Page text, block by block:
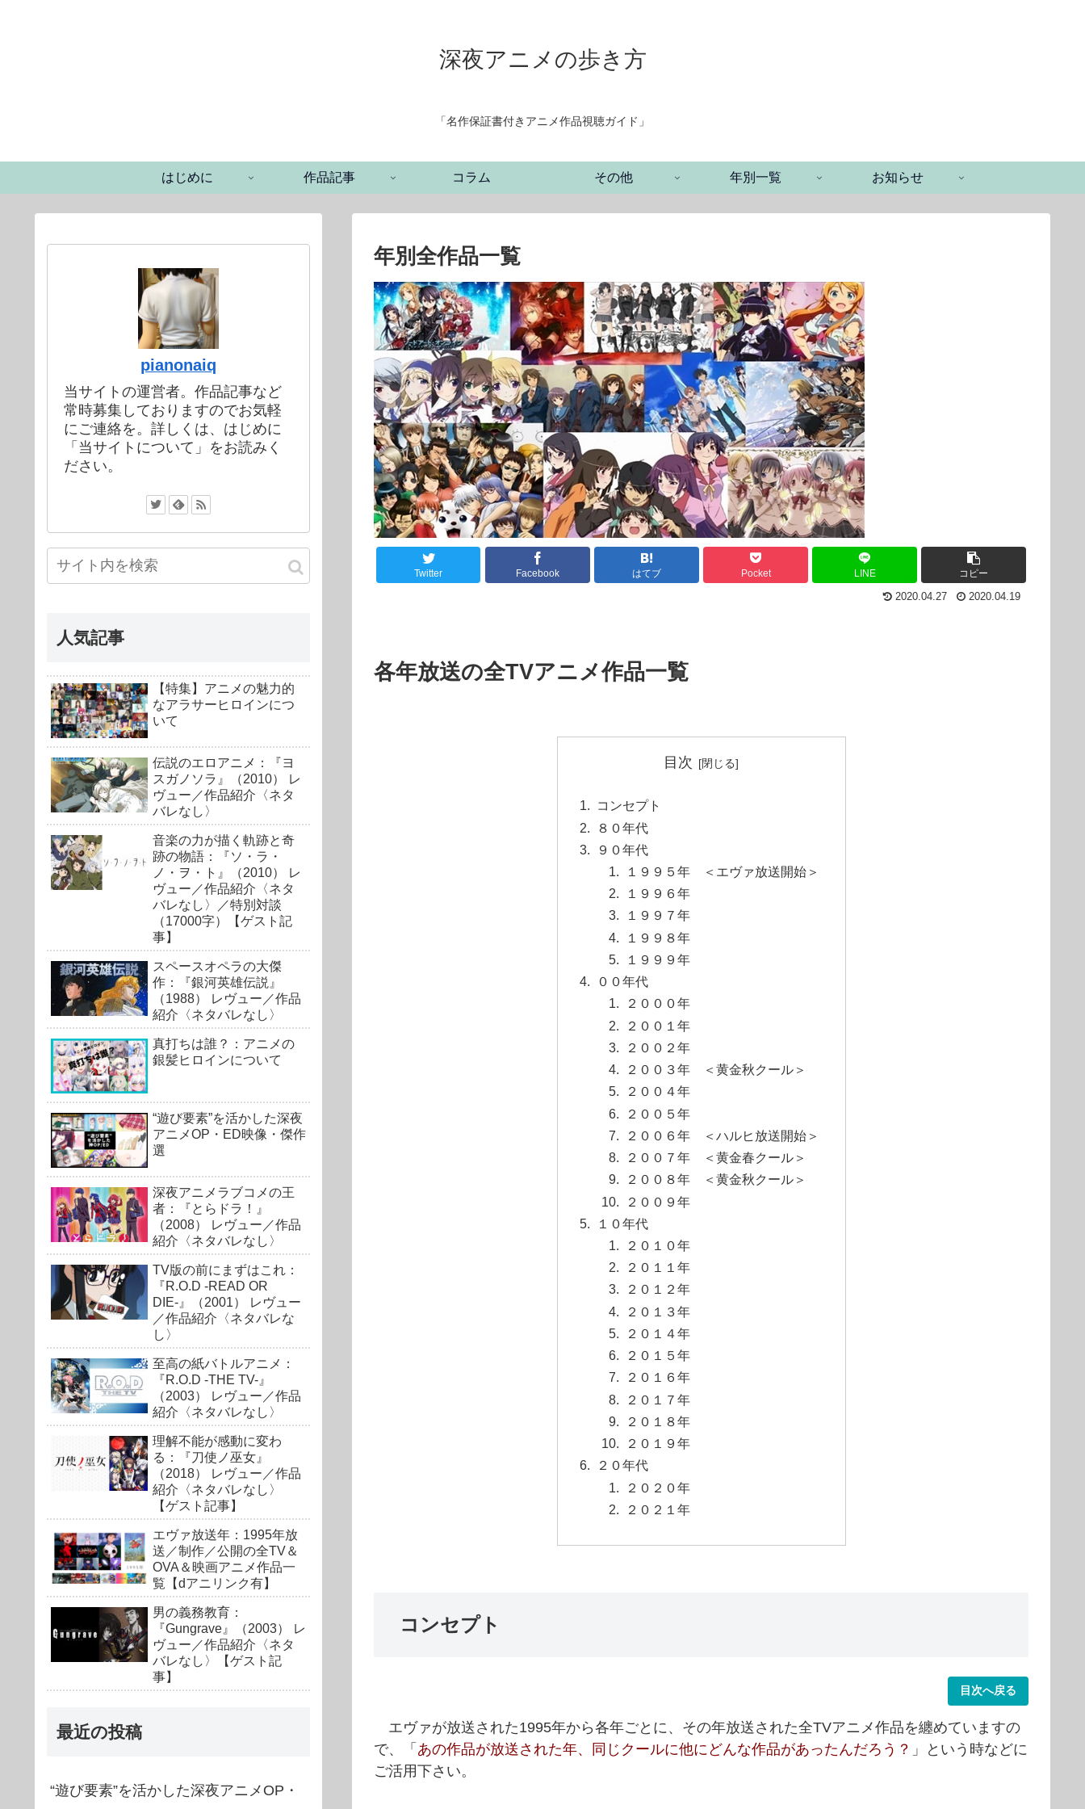
深夜アニメの歩き方
「名作保証書付きアニメ作品視聴ガイド」
はじめに 作品記事 コラム その他 年別一覧 お知らせ
年別全作品一覧
Twitter Facebook はてブ Pocket LINE コピー
2020.04.27 2020.04.19
各年放送の全TVアニメ作品一覧
目次
コンセプト
８０年代
９０年代
１９９５年 ＜エヴァ放送開始＞
１９９６年
１９９７年
１９９８年
１９９９年
００年代
２０００年
２００１年
２００２年
２００３年 ＜黄金秋クール＞
２００４年
２００５年
２００６年 ＜ハルヒ放送開始＞
２００７年 ＜黄金春クール＞
２００８年 ＜黄金秋クール＞
２００９年
１０年代
２０１０年
２０１１年
２０１２年
２０１３年
２０１４年
２０１５年
２０１６年
２０１７年
２０１８年
２０１９年
２０年代
２０２０年
２０２１年
コンセプト
目次へ戻る
エヴァが放送された1995年から各年ごとに、その年放送された全TVアニメ作品を纏めていますの
で、「 あの作品が放送された年、同じクールに他にどんな作品があったんだろう？ 」という時などに
ご活用下さい。
pianonaiq
当サイトの運営者。作品記事など
常時募集しておりますのでお気軽
にご連絡を。詳しくは、はじめに
「当サイトについて」をお読みく
ださい。
人気記事
【特集】アニメの魅力的
なアラサーヒロインにつ
いて
伝説のエロアニメ：『ヨ
スガノソラ』（2010） レ
ヴュー／作品紹介〈ネタ
バレなし〉
音楽の力が描く軌跡と奇
跡の物語：『ソ・ラ・
ノ・ヲ・ト』（2010） レ
ヴュー／作品紹介〈ネタ
バレなし〉／特別対談
（17000字）【ゲスト記
事】
スペースオペラの大傑
作：『銀河英雄伝説』
（1988） レヴュー／作品
紹介〈ネタバレなし〉
真打ちは誰？：アニメの
銀髪ヒロインについて
“遊び要素”を活かした深夜
アニメOP・ED映像・傑作
選
深夜アニメラブコメの王
者：『とらドラ！』
（2008） レヴュー／作品
紹介〈ネタバレなし〉
TV版の前にまずはこれ：
『R.O.D -READ OR
DIE-』（2001） レヴュー
／作品紹介〈ネタバレな
し〉
至高の紙バトルアニメ：
『R.O.D -THE TV-』
（2003） レヴュー／作品
紹介〈ネタバレなし〉
理解不能が感動に変わ
る：『刀使ノ巫女』
（2018） レヴュー／作品
紹介〈ネタバレなし〉
【ゲスト記事】
エヴァ放送年：1995年放
送／制作／公開の全TV＆
OVA＆映画アニメ作品一
覧【dアニリンク有】
男の義務教育：
『Gungrave』（2003） レ
ヴュー／作品紹介〈ネタ
バレなし〉【ゲスト記
事】
最近の投稿
“遊び要素”を活かした深夜アニメOP・